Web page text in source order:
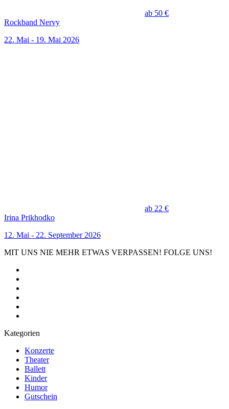
ab 50 €
Rockband Nervy
22. Mai - 19. Mai 2026
ab 22 €
Irina Prikhodko
12. Mai - 22. September 2026
MIT UNS NIE MEHR ETWAS VERPASSEN! FOLGE UNS!
Kategorien
Konzerte
Theater
Ballett
Kinder
Humor
Gutschein